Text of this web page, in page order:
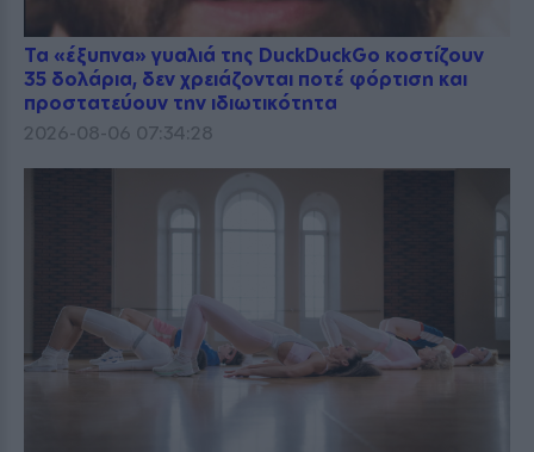
Τα «έξυπνα» γυαλιά της DuckDuckGo κοστίζουν
35 δολάρια, δεν χρειάζονται ποτέ φόρτιση και
προστατεύουν την ιδιωτικότητα
2026-08-06 07:34:28